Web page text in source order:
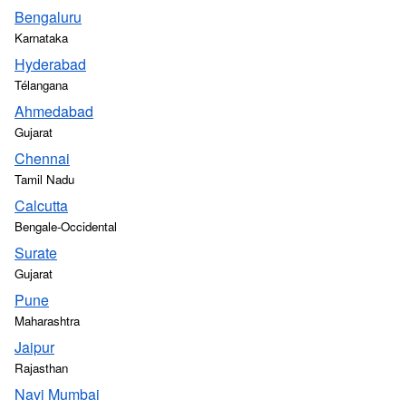
Bengaluru
Karnataka
Hyderabad
Télangana
Ahmedabad
Gujarat
Chennai
Tamil Nadu
Calcutta
Bengale-Occidental
Surate
Gujarat
Pune
Maharashtra
Jaipur
Rajasthan
Navi Mumbai